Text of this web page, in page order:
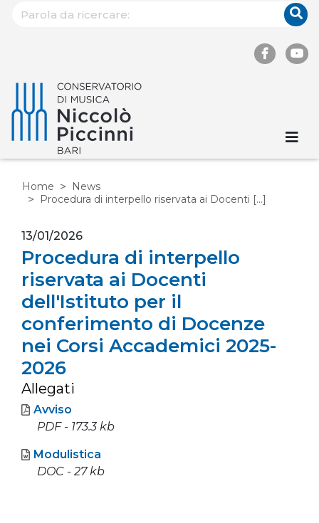
Home
News
Procedura di interpello riservata ai Docenti [...]
13/01/2026
Procedura di interpello
riservata ai Docenti
dell'Istituto per il
conferimento di Docenze
nei Corsi Accademici 2025-
2026
Allegati
Avviso
PDF - 173.3 kb
Modulistica
DOC - 27 kb